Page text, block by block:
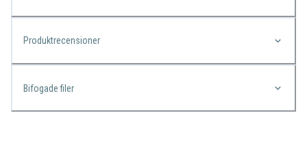
Produktrecensioner
Bifogade filer